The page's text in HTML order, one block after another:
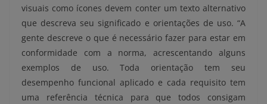
visuais como ícones devem conter um texto alternativo
que descreva seu significado e orientações de uso. “A
gente descreve o que é necessário fazer para estar em
conformidade com a norma, acrescentando alguns
exemplos de uso. Toda orientação tem seu
desempenho funcional aplicado e cada requisito tem
uma referência técnica para que todos consigam